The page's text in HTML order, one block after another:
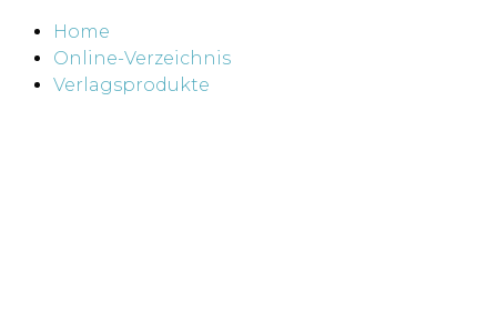
Home
Online-Verzeichnis
Verlagsprodukte